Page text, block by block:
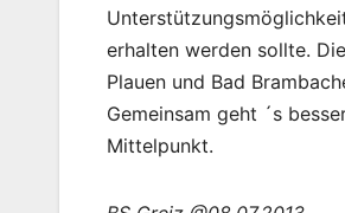
erhalten werden sollte.
Plauen und Bad
Gemeinsam geht ´s
Mittelpunkt.